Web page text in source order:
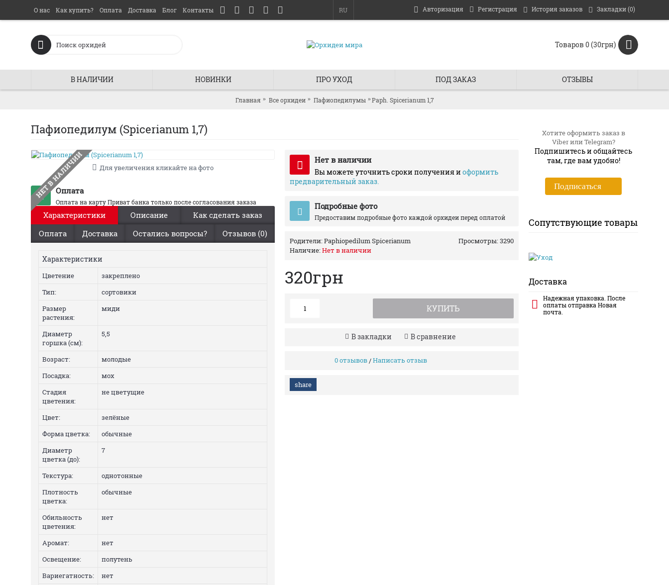
О нас Как купить? Оплата Доставка Блог Контакты RU Авторизация Регистрация История заказов Закладки (0)
Товаров 0 (30грн)
В НАЛИЧИИ НОВИНКИ ПРО УХОД ПОД ЗАКАЗ ОТЗЫВЫ
Главная Все орхидеи Пафиопедилумы Paph. Spicerianum 1,7
Хотите оформить заказ в
Viber или Telegram?
Подпишитесь и общайтесь
там, где вам удобно!
Подписаться
Сопутствующие товары
Доставка
Надежная упаковка. После
оплаты отправка Новая
почта.
Пафиопедилум (Spicerianum 1,7)
НЕТ В НАЛИЧИИ Для увеличения кликайте на фото
Оплата
Оплата на карту Приват банка только после согласования заказа
Характеристики Описание
Как сделать заказ
Оплата
Доставка Остались вопросы? Отзывов (0)
Характеристики
Цветение
закреплено
Тип:
сортовики
Размер
растения:
миди
Диаметр
горшка (см):
5,5
Возраст:
молодые
Посадка:
мох
Стадия
цветения:
не цветущие
Цвет:
зелёные
Форма цветка:
обычные
Диаметр
цветка (до):
7
Текстура:
однотонные
Плотность
цветка:
обычные
Обильность
цветения:
нет
Аромат:
нет
Освещение:
полутень
Вариегатность:
нет
Нет в наличии
Вы можете уточнить сроки получения и оформить
предварительный заказ.
Подробные фото
Предоставим подробные фото каждой орхидеи перед оплатой
Просмотры: 3290
Родители:Paphiopedilum Spicerianum
Наличие:Нет в наличии
320грн
КУПИТЬ
В закладки В сравнение
0 отзывов/Написать отзыв
share